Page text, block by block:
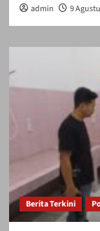
admin 9
Berita Terkini